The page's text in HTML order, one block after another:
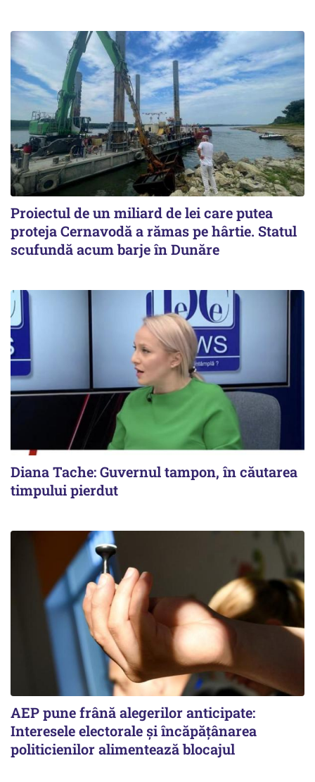
Proiectul de un miliard de lei care putea
proteja Cernavodă a rămas pe hârtie. Statul
scufundă acum barje în Dunăre
Diana Tache: Guvernul tampon, în căutarea
timpului pierdut
AEP pune frână alegerilor anticipate:
Interesele electorale și încăpățânarea
politicienilor alimentează blocajul